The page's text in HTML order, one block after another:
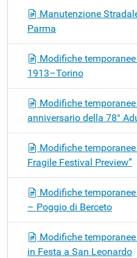
Manutenzione
Parma
Modifiche
1913–Torino
Modifiche
anniversario della 78°
Modifiche
Fragile Festival Preview”
Modifiche
– Poggio di Berceto
Modifiche
in Festa a San Leonardo